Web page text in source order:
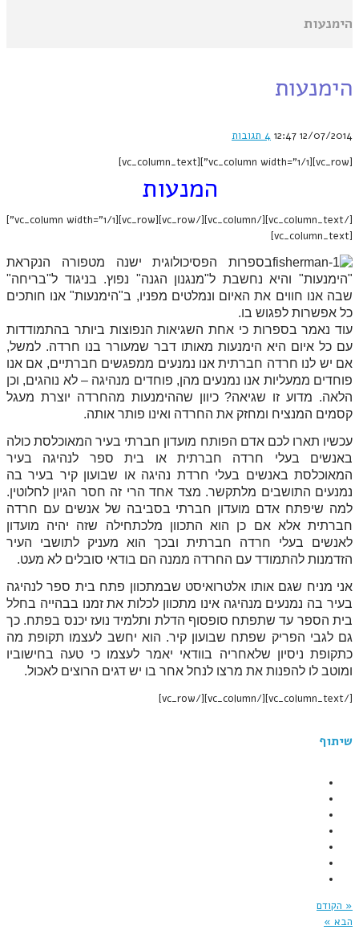
הימנעות
הימנעות
12/07/2014
12:47 4 תגובות
[vc_row][vc_column width="1/1"][vc_column_text]
המנעות
[/vc_column_text][/vc_column][/vc_row][vc_row][vc_column width="1/1"]
[vc_column_text]
בספרות הפסיכולוגית ישנה מטפורה הנקראת
"הימנעות" והיא נחשבת ל"מנגנון הגנה" נפוץ. בניגוד ל"בריחה"
שבה אנו חווים את האיום ונמלטים מפניו, ב"הימנעות" אנו חותכים
כל אפשרות לפגוש בו.
עוד נאמר בספרות כי אחת השגיאות הנפוצות ביותר בהתמודדות
עם כל איום היא הימנעות מאותו דבר שמעורר בנו חרדה. למשל,
אם יש לנו חרדה חברתית אנו נמנעים ממפגשים חברתיים, אם אנו
פוחדים ממעליות אנו נמנעים מהן, פוחדים מנהיגה – לא נוהגים, וכן
הלאה. מדוע זו שגיאה? כיוון שההימנעות מהחרדה יוצרת מעגל
קסמים המנציח ומחזק את החרדה ואינו פותר אותה.
עכשיו תארו לכם אדם הפותח מועדון חברתי בעיר המאוכלסת כולה
באנשים בעלי חרדה חברתית או בית ספר לנהיגה בעיר
המאוכלסת באנשים בעלי חרדת נהיגה או שבועון קיר בעיר בה
נמנעים התושבים מלתקשר. מצד אחד הרי זה חסר הגיון לחלוטין.
למה שיפתח אדם מועדון חברתי בסביבה של אנשים עם חרדה
חברתית אלא אם כן הוא התכוון מלכתחילה שזה יהיה מועדון
לאנשים בעלי חרדה חברתית ובכך הוא מעניק לתושבי העיר
הזדמנות להתמודד עם החרדה ממנה הם בודאי סובלים לא מעט.
אני מניח שגם אותו אלטרואיסט שבמתכוון פתח בית ספר לנהיגה
בעיר בה נמנעים מנהיגה אינו מתכוון לכלות את זמנו בבהייה בחלל
בית הספר עד שתפתח סופסוף הדלת ותלמיד נועז יכנס בפתח. כך
גם לגבי הפריק שפתח שבועון קיר. הוא יחשב לעצמו תקופת מה
כתקופת ניסיון שלאחריה בוודאי יאמר לעצמו כי טעה בחישוביו
ומוטב לו להפנות את מרצו לנחל אחר בו יש דגים הרוצים לאכול.
[/vc_column_text][/vc_column][/vc_row]
שיתוף
« הקודם
הבא »